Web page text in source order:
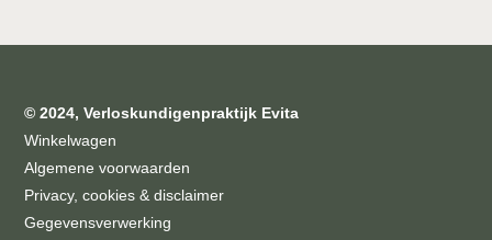
© 2024, Verloskundigenpraktijk Evita
Winkelwagen
Algemene voorwaarden
Privacy, cookies & disclaimer
Gegevensverwerking